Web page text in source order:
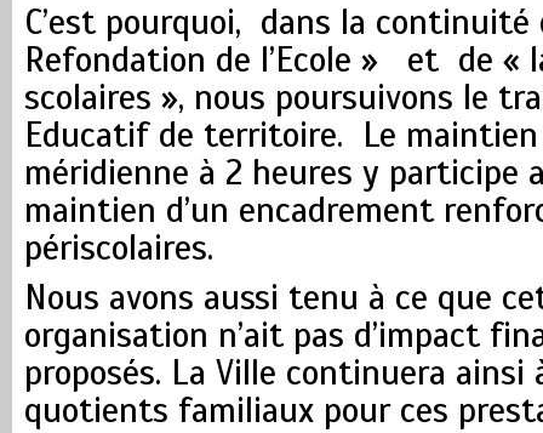
C’est pourquoi, dans la continuité
Refondation de l’Ecole » et de «
scolaires », nous poursuivons le
Educatif de territoire. Le
méridienne à 2 heures y participe
maintien d’un encadrement
périscolaires.
Nous avons aussi tenu à ce que
organisation n’ait pas d’impact
proposés. La Ville continuera ainsi
quotients familiaux pour ces